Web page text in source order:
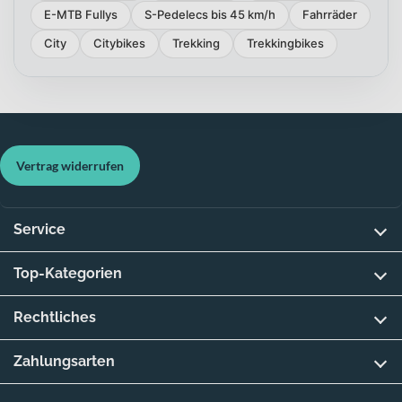
E-MTB Fullys S-Pedelecs bis 45 km/h
Fahrräder
City
Citybikes Trekking Trekkingbikes
Vertrag widerrufen
Service
Top-Kategorien
Rechtliches
Zahlungsarten